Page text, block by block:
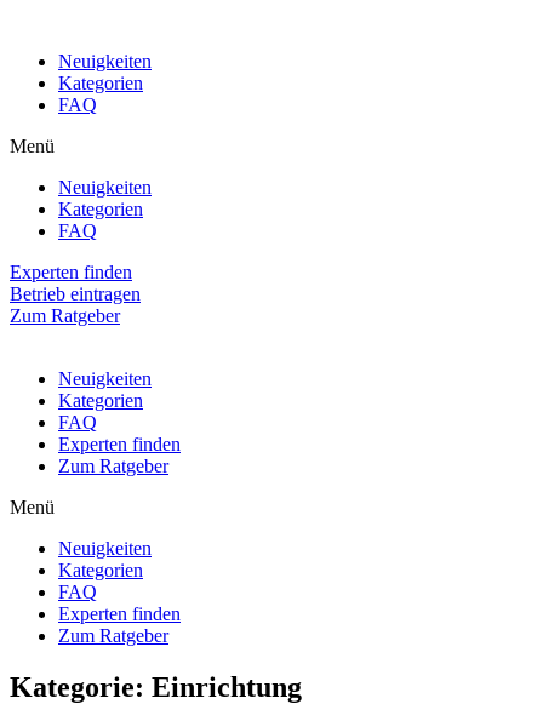
Neuigkeiten
Kategorien
FAQ
Menü
Neuigkeiten
Kategorien
FAQ
Experten finden
Betrieb eintragen
Zum Ratgeber
Neuigkeiten
Kategorien
FAQ
Experten finden
Zum Ratgeber
Menü
Neuigkeiten
Kategorien
FAQ
Experten finden
Zum Ratgeber
Kategorie: Einrichtung